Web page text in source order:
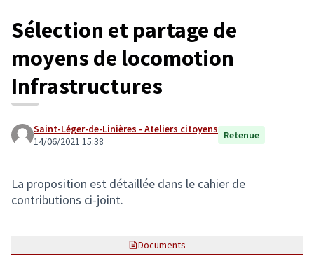
Sélection et partage de
moyens de locomotion
Infrastructures
Saint-Léger-de-Linières - Ateliers citoyens
14/06/2021 15:38
Retenue
La proposition est détaillée dans le cahier de
contributions ci-joint.
Documents